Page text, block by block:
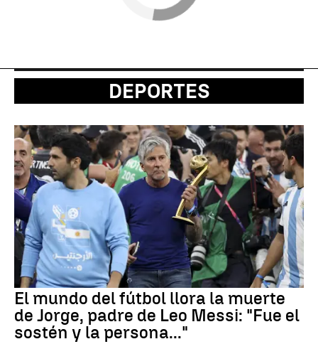
DEPORTES
El mundo del fútbol llora la muerte
de Jorge, padre de Leo Messi: "Fue el
sostén y la persona..."